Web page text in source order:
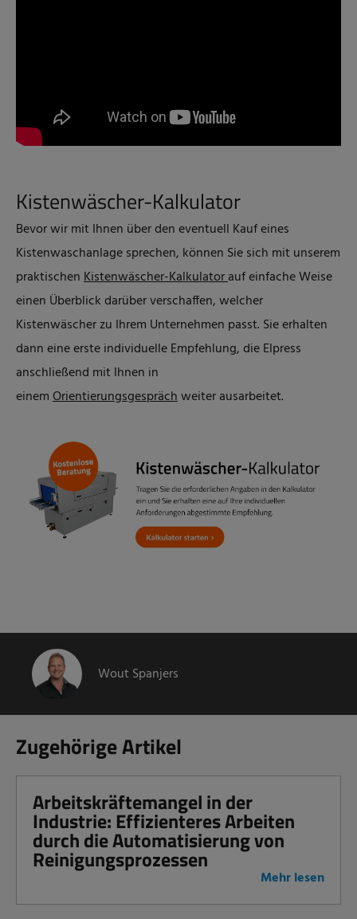
Kistenwäscher-Kalkulator
Bevor wir mit Ihnen über den eventuell Kauf eines
Kistenwaschanlage sprechen, können Sie sich mit unserem
praktischenKistenwäscher-Kalkulatorauf einfache Weise
einen Überblick darüber verschaffen, welcher
Kistenwäscher zu Ihrem Unternehmen passt. Sie erhalten
dann eine erste individuelle Empfehlung, die Elpress
anschließend mit Ihnen in
einemOrientierungsgesprächweiter ausarbeitet.
Wout Spanjers
Zugehörige Artikel
Arbeitskräftemangel in der
Industrie: Effizienteres Arbeiten
durch die Automatisierung von
Reinigungsprozessen
Mehr lesen